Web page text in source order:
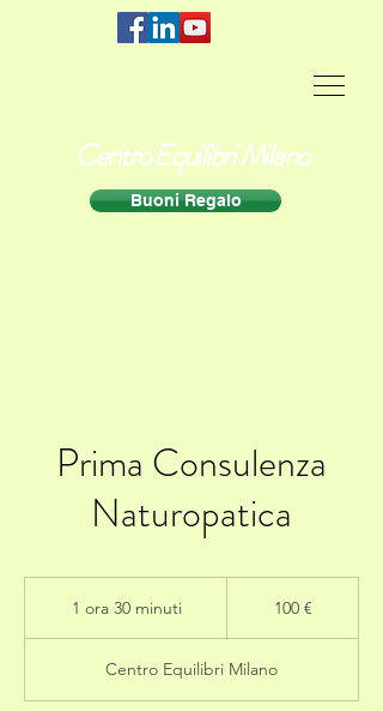
Centro Equilibri Milano
Buoni Regalo
Prima Consulenza
Naturopatica
1 ora 30 minuti1
3
0
100 €
Centro Equilibri Milano